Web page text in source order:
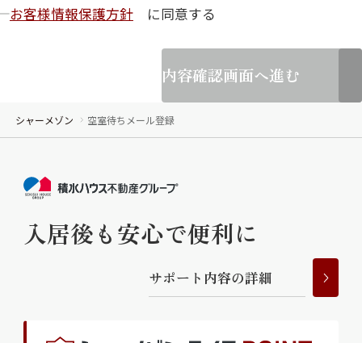
シャーメゾンライフ CLUB
シャーメゾンライフ GUARD
お客様情報保護方針 に同意する
内容確認画面へ進む
シャーメゾン 空室待ちメール登録
入居後も安心で便利に
サポー ト 内容の詳細